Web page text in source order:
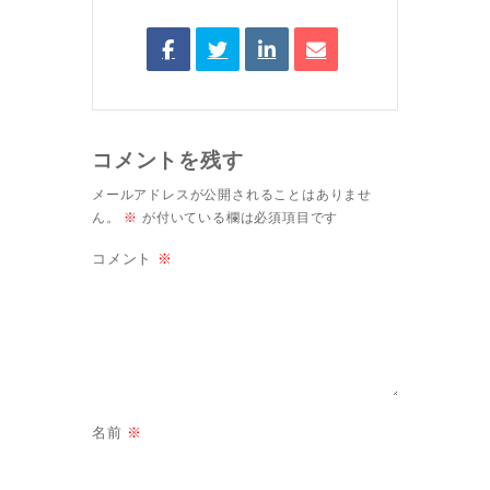
コメントを残す
メールアドレスが公開されることはありませ
ん。
※ が付いている欄は必須項目です
コメント ※
名前 ※